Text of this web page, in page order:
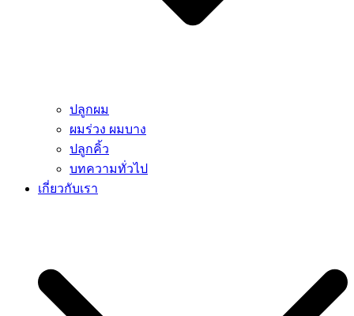
ปลูกผม
ผมร่วง ผมบาง
ปลูกคิ้ว
บทความทั่วไป
เกี่ยวกับเรา